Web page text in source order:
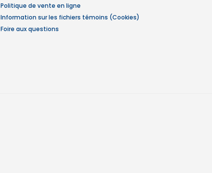
Politique de vente en ligne
Information sur les fichiers témoins (Cookies)
Foire aux questions